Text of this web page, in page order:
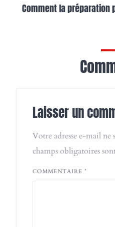
Comment la préparation
Laisser un
Votre adresse e-mail ne
champs obligatoires
COMMENTAIRE *